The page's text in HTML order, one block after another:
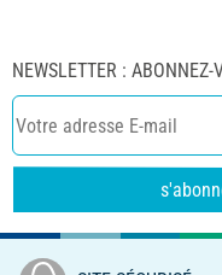
NEWSLETTER : ABONNEZ-